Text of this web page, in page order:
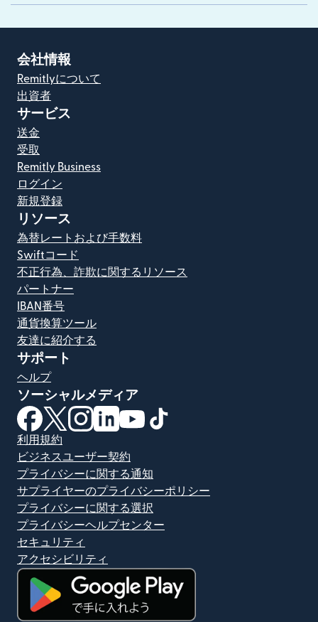
会社情報
Remitlyについて
出資者
サービス
送金
受取
Remitly Business
ログイン
新規登録
リソース
為替レートおよび手数料
Swiftコード
不正行為、詐欺に関するリソース
パートナー
IBAN番号
通貨換算ツール
友達に紹介する
サポート
ヘルプ
ソーシャルメディア
（別ウィンドウで開きます）
（別ウィンドウで開きます）
（別ウィンドウで開きます）
（別ウィンドウで開きます）
（別ウィンドウで開きます）
利用規約
ビジネスユーザー契約
プライバシーに関する通知
サプライヤーのプライバシーポリシー
プライバシーに関する選択
プライバシーヘルプセンター
セキュリティ
アクセシビリティ